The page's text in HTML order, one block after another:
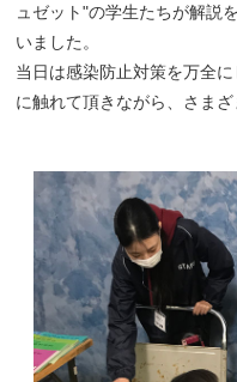
ュゼット"の学生たちが解説
いました。
当日は感染防止対策を万全
に触れて頂きながら、さまざ